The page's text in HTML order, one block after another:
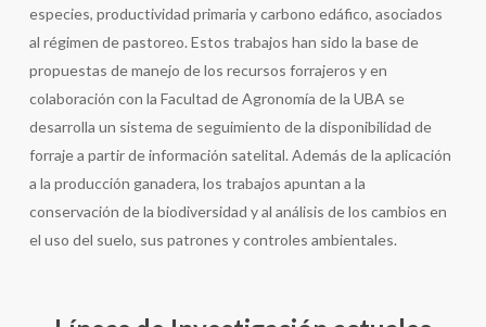
especies, productividad primaria y carbono edáfico, asociados
al régimen de pastoreo. Estos trabajos han sido la base de
propuestas de manejo de los recursos forrajeros y en
colaboración con la Facultad de Agronomía de la UBA se
desarrolla un sistema de seguimiento de la disponibilidad de
forraje a partir de información satelital. Además de la aplicación
a la producción ganadera, los trabajos apuntan a la
conservación de la biodiversidad y al análisis de los cambios en
el uso del suelo, sus patrones y controles ambientales.